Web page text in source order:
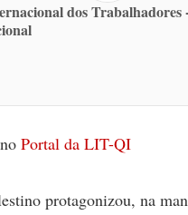
dos Trabalhadores
Portal da LIT-QI
protagonizou, na